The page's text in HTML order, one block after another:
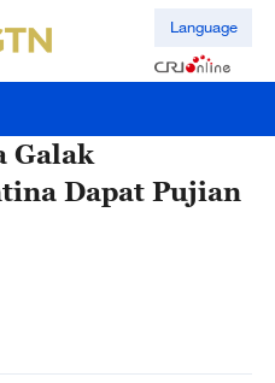
Language
Galak
Dapat Pujian